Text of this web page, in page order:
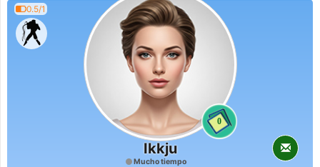
0.5/1
0
Ikkju
Mucho tiempo